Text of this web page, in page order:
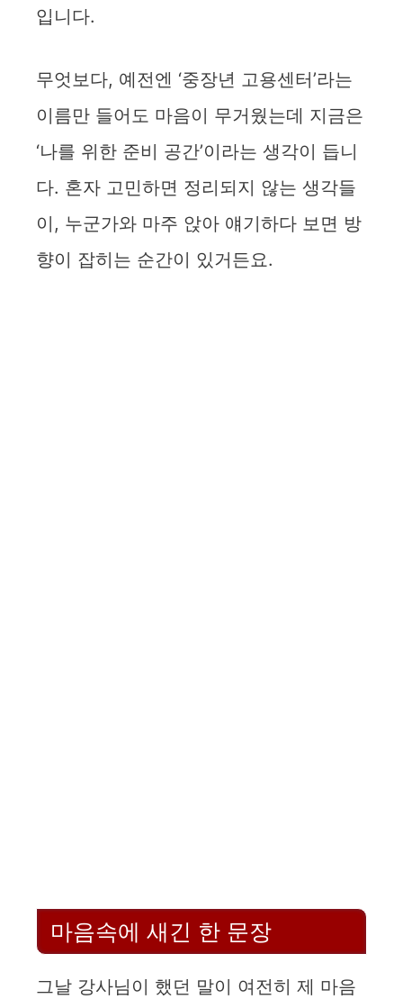
입니다.
무엇보다, 예전엔 ‘중장년 고용센터’라는
이름만 들어도 마음이 무거웠는데 지금은
‘나를 위한 준비 공간’이라는 생각이 듭니
다. 혼자 고민하면 정리되지 않는 생각들
이, 누군가와 마주 앉아 얘기하다 보면 방
향이 잡히는 순간이 있거든요.
마음속에 새긴 한 문장
그날 강사님이 했던 말이 여전히 제 마음